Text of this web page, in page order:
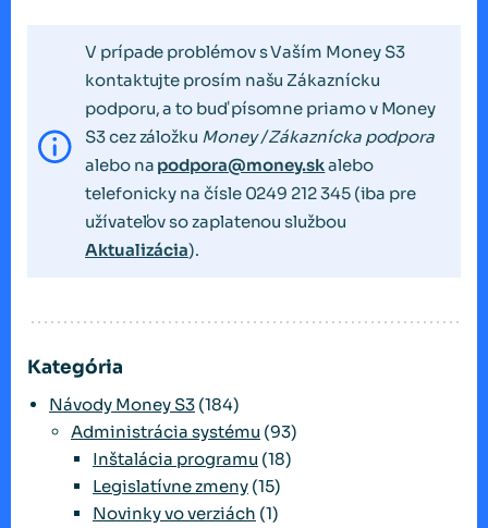
V prípade problémov s Vaším Money S3
kontaktujte prosím našu Zákaznícku
podporu, a to buď písomne priamo v Money
S3 cez záložku Money / Zákaznícka podpora
alebo na podpora@money.skalebo
telefonicky na čísle 0249 212 345 (iba pre
užívateľov so zaplatenou službou
Aktualizácia).
Kategória
Návody Money S3 (184)
Administrácia systému (93)
Inštalácia programu (18)
Legislatívne zmeny (15)
Novinky vo verziách (1)